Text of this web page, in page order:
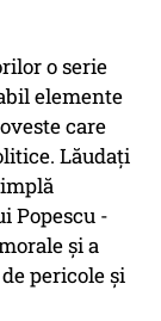
o serie
elemente
care
Lăudați
Popescu -
și a
pericole și